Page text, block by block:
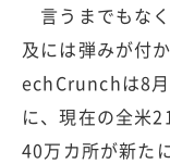
言うまでもな
及には弾みが付
echCrunchは8
に、現在の全米
40万カ所が新た